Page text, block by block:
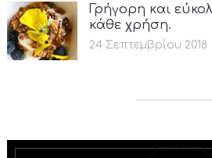
Γρήγορη και
κάθε χρήση.
24 Σεπτεμβρίου 2018